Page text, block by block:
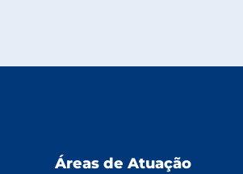
Áreas de Atuação